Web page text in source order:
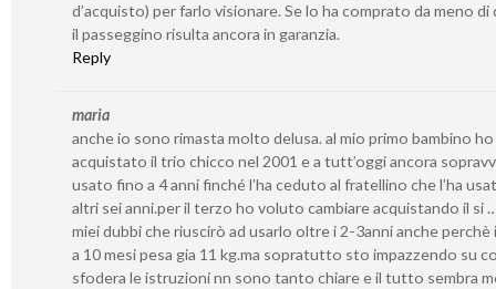
d’acquisto) per farlo visionare. Se lo ha comprato da meno di
il passeggino risulta ancora in garanzia.
Reply
maria
anche io sono rimasta molto delusa. al mio primo bambino ho
acquistato il trio chicco nel 2001 e a tutt’oggi ancora
usato fino a 4 anni finché l’ha ceduto al fratellino che l’ha
altri sei anni.per il terzo ho voluto cambiare acquistando il si
miei dubbi che riuscirò ad usarlo oltre i 2-3anni anche perchè
a 10 mesi pesa gia 11 kg.ma sopratutto sto impazzendo su
sfodera le istruzioni nn sono tanto chiare e il tutto sembra